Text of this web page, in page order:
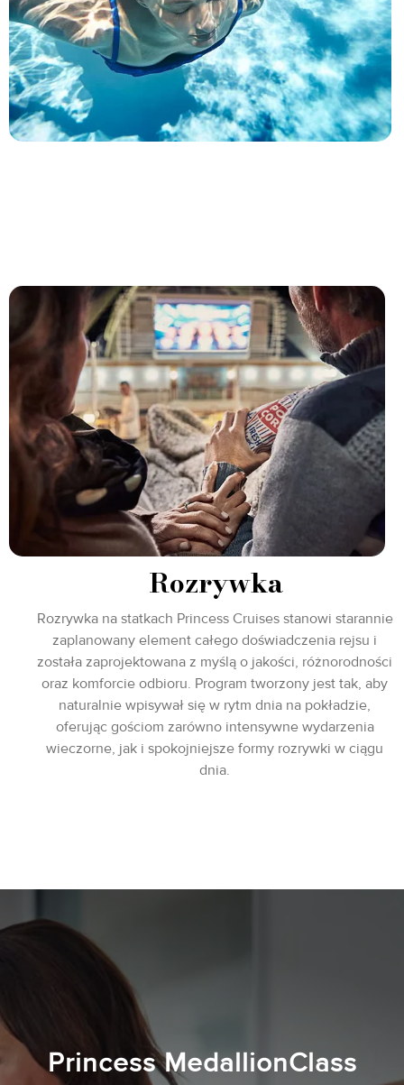
Rozrywka
Rozrywka na statkach Princess Cruises stanowi starannie
zaplanowany element całego doświadczenia rejsu i
została zaprojektowana z myślą o jakości, różnorodności
oraz komforcie odbioru. Program tworzony jest tak, aby
naturalnie wpisywał się w rytm dnia na pokładzie,
oferując gościom zarówno intensywne wydarzenia
wieczorne, jak i spokojniejsze formy rozrywki w ciągu
dnia.
Princess MedallionClass